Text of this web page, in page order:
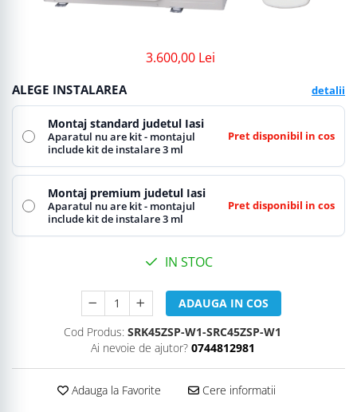
3.600,00 Lei
ALEGE INSTALAREA detalii
Montaj standard judetul Iasi
Aparatul nu are kit - montajul
include kit de instalare 3 ml
Pret disponibil in cos
Montaj premium judetul Iasi
Aparatul nu are kit - montajul
include kit de instalare 3 ml
Pret disponibil in cos
IN STOC
ADAUGA IN COS
Cod Produs: SRK45ZSP-W1-SRC45ZSP-W1
Ai nevoie de ajutor? 0744812981
Adauga la Favorite Cere informatii